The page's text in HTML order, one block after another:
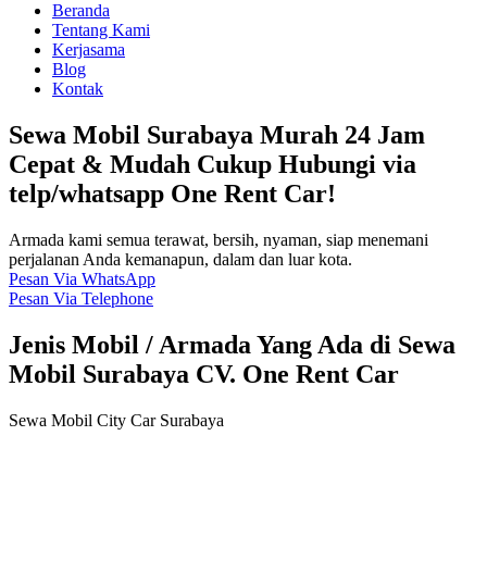
Beranda
Tentang Kami
Kerjasama
Blog
Kontak
Sewa Mobil Surabaya Murah 24 Jam
Cepat & Mudah Cukup Hubungi via
telp/whatsapp One Rent Car!
Armada kami semua terawat, bersih, nyaman, siap menemani
perjalanan Anda kemanapun, dalam dan luar kota.
Pesan Via WhatsApp
Pesan Via Telephone
Jenis Mobil / Armada Yang Ada di Sewa
Mobil Surabaya CV. One Rent Car
Sewa Mobil City Car Surabaya